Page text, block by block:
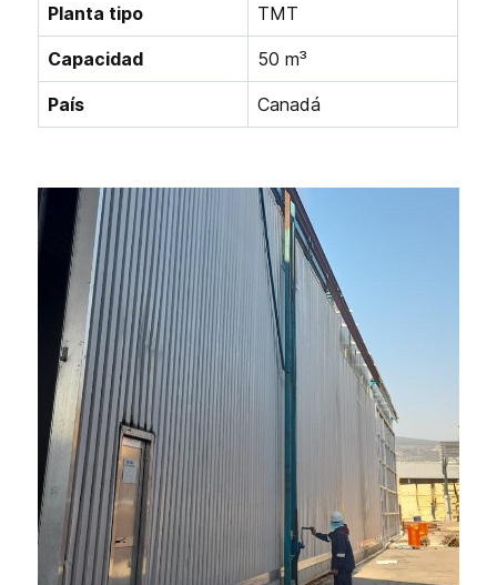
Planta tipo TMT
Capacidad 50 m³
País Canadá